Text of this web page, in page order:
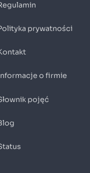
prywatności
o firmie
pojęć